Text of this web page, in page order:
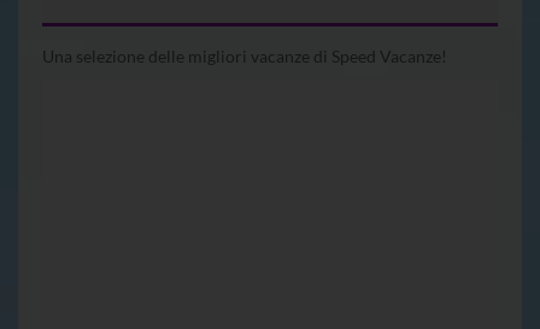
Una selezione delle migliori vacanze di Speed Vacanze!